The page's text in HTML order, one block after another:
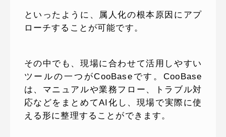
といったように、属人化の根本原因にアプ
ローチすることが可能です。
その中でも、現場に合わせて活用しやすい
ツールの一つがCooBaseです。CooBase
は、マニュアルや業務フロー、トラブル対
応などをまとめてAI化し、現場で実際に使
える形に整理することができます。